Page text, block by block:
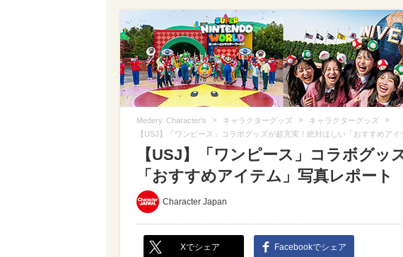
Medery. Character's > キャラクターグッズ > キャラクターグッズ >
【USJ】「ワンピース」コラボグッズが超充実！絶対ほしい「おすすめアイ
【USJ】「ワンピース」コラボグッ
「おすすめアイテム」写真レポート
Character Japan
Xでシェア Facebookでシェア